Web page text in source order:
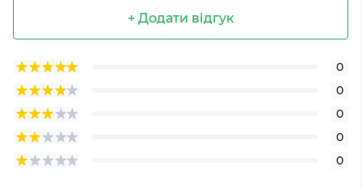
+ Додати відгук
0
0
0
0
0